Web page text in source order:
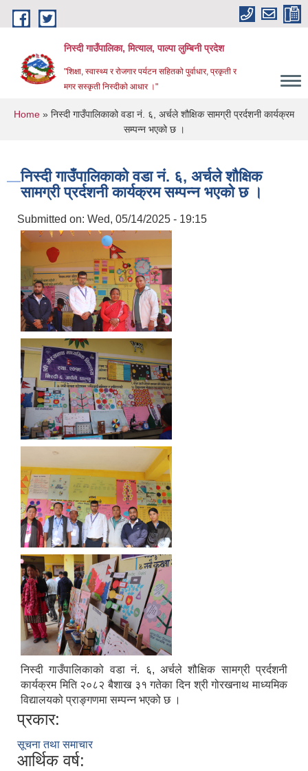
Skip to main content
निस्दी गाउँपालिका, मित्याल, पाल्पा लुम्बिनी प्रदेश
"शिक्षा, स्वास्थ्य र रोजगार पर्यटन सहितको पुर्वाधार, प्रकृती र
मगर सस्कृती निस्दीको आधार ।"
You are here
Home » निस्दी गाउँपालिकाको वडा नं. ६, अर्चले शौक्षिक सामग्री प्रर्दशनी कार्यक्रम
सम्पन्न भएको छ ।
निस्दी गाउँपालिकाको वडा नं. ६, अर्चले शौक्षिक
सामग्री प्रर्दशनी कार्यक्रम सम्पन्न भएको छ ।
Submitted on: Wed, 05/14/2025 - 19:15
निस्दी गाउँपालिकाको वडा नं. ६, अर्चले शौक्षिक सामग्री प्रर्दशनी
कार्यक्रम मिति २०८२ बैशाख ३१ गतेका दिन श्री गोरखनाथ माध्यमिक
विद्यालयको प्राङ्गणमा सम्पन्न भएको छ ।
प्रकार:
सूचना तथा समाचार
आर्थिक वर्ष: